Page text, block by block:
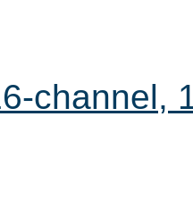
channel,